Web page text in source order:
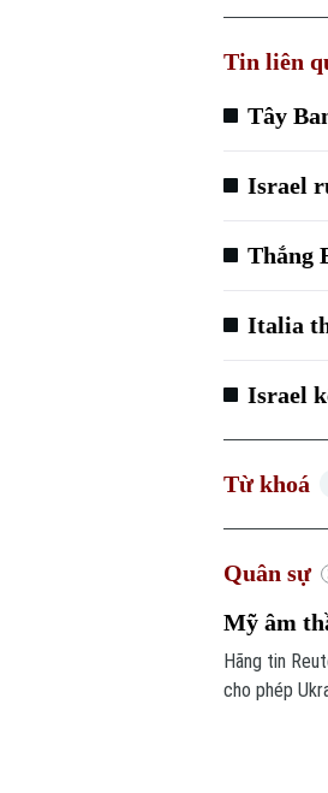
Tin liên
Tây
Israel
Thắng
Italia
Israel
Từ khoá
Quân sự
Mỹ âm
Hãng tin
cho phép